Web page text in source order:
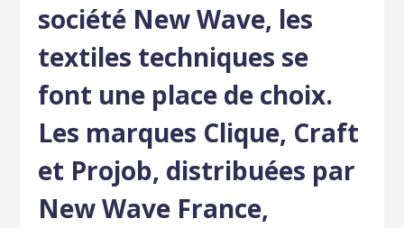
société New Wave, les
textiles techniques se
font une place de choix.
Les marques Clique, Craft
et Projob, distribuées par
New Wave France,